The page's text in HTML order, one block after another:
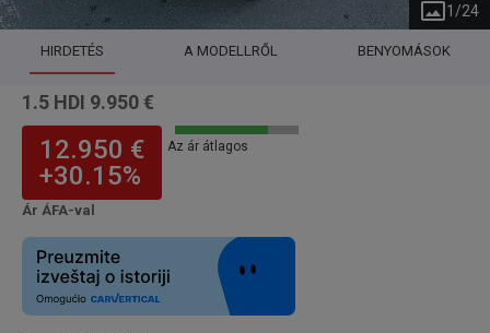
1 /24
HIRDETÉS A MODELLRŐL BENYOMÁSOK
1.5 HDI 9.950 €
12.950 €
+30.15%
Ár ÁFA-val
Az ár átlagos